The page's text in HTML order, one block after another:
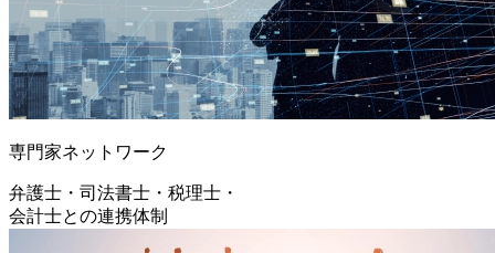
専門家ネットワーク
弁護士・司法書士・税理士・
会計士との連携体制